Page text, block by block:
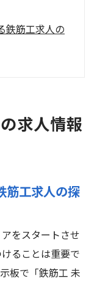
鉄筋工求人の
者が得られる
を見つける
求人を効率的
工社員を募集
鉄筋工社員募
求人情報
筋工求人の探
をスタートさせ
ることは重要で
板で「鉄筋工 未